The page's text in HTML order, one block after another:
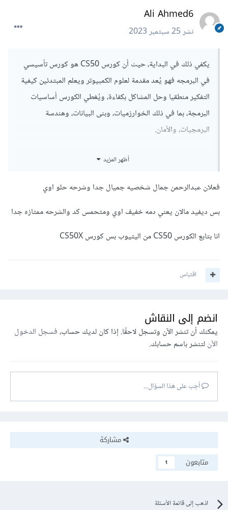
Ali Ahmed6
نشر25 سبتمبر 2023
يكفي ذلك في البداية، حيث أن كورس CS50 هو كورس تأسيسي
في البرمجه فهو يُعد مقدمة لعلوم الكمبيوتر ويعلم المبتدئين كيفية
التفكير منطقيا وحل المشاكل بكفاءة، ويُغطي الكورس أساسيات
البرمجة، بما في ذلك الخوارزميات، وبنى البيانات، وهندسة
البرمجيات، والأمان.
صحيح الكورس يجدد كل سنة، ويتم تحديث المحتويات
أحدث التطورات في مجال علوم الكمبيوتر.
CS50: كورس CS50 هو الأصل لجميع الكورسات الأخرى.
CS50 AP: كورس مُقدم من جامعة هارفارد ويُقدم للطلاب
الكمبيوتر.
من قناة Abdelrahman Gamal وهو جيد جدًا.
أظهر المزيد
فعلان عبدالرحمن جمال شخصيه جميال جدا وشرحه حلو اوي
بس ديفيد مالان يعني دمه خفيف اوي ومتحمس كد والشرحه ممتازه جدا
انا بتابع الكورس CS50 من اليتيوب بس كورس CS50X
اقتباس
انضم إلى النقاش
يمكنك أن تنشر الآن وتسجل لاحقًا. إذا كان لديك حساب،فسجل الدخول
الآنلتنشر باسم حسابك.
أجب على هذا السؤال...
مشاركة
متابعون
1
اذهب إلى قائمة الأسئلة